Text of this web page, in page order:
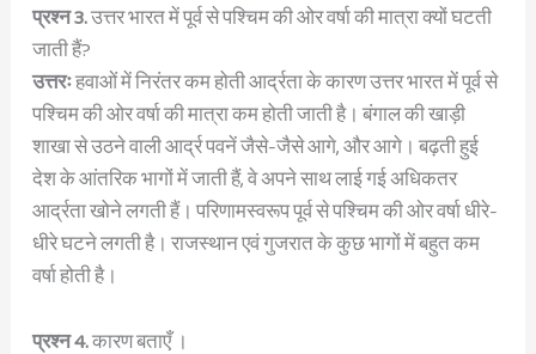
प्रश्न 3.उत्तर भारत में पूर्व से पश्चिम की ओर वर्षा की मात्रा क्यों घटती
जाती हैं?
उत्तरःहवाओं में निरंतर कम होती आर्द्रता के कारण उत्तर भारत में पूर्व से
पश्चिम की ओर वर्षा की मात्रा कम होती जाती है। बंगाल की खाड़ी
शाखा से उठने वाली आर्द्र पवनें जैसे-जैसे आगे, और आगे। बढ़ती हुई
देश के आंतरिक भागों में जाती हैं, वे अपने साथ लाई गई अधिकतर
आर्द्रता खोने लगती हैं। परिणामस्वरूप पूर्व से पश्चिम की ओर वर्षा धीरे-
धीरे घटने लगती है। राजस्थान एवं गुजरात के कुछ भागों में बहुत कम
वर्षा होती है।
प्रश्न 4.कारण बताएँ ।